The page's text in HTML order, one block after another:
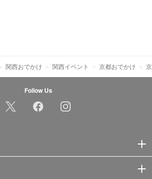
関西おでかけ 関西イベント 京都おでかけ
Follow Us